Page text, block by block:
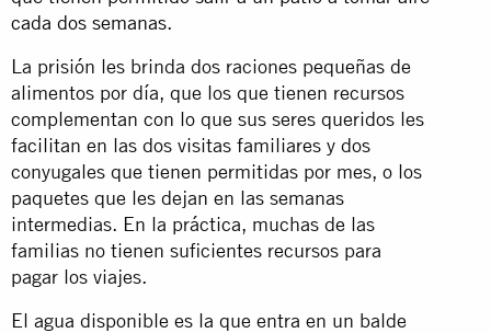
cada dos semanas.
La prisión les brinda dos raciones pequeñas de
alimentos por día, que los que tienen recursos
complementan con lo que sus seres queridos les
facilitan en las dos visitas familiares y dos
conyugales que tienen permitidas por mes, o los
paquetes que les dejan en las semanas
intermedias. En la práctica, muchas de las
familias no tienen suficientes recursos para
pagar los viajes.
El agua disponible es la que entra en un balde